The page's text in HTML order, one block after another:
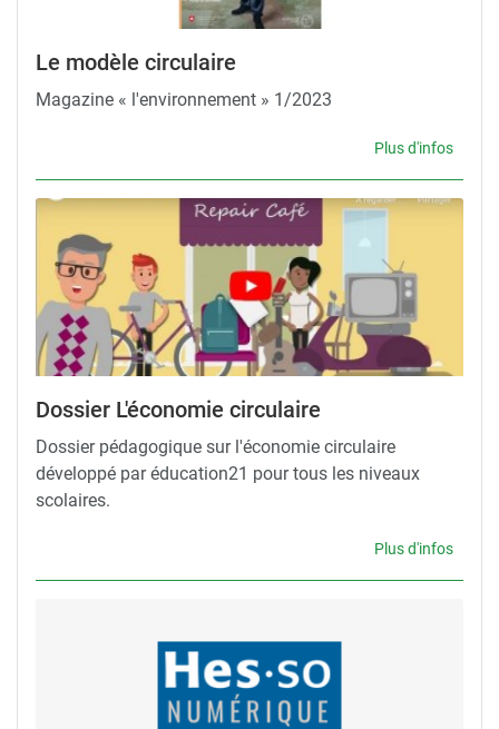
Le modèle circulaire
Magazine « l'environnement » 1/2023
Plus d'infos
Dossier L'économie circulaire
Dossier pédagogique sur l'économie circulaire
développé par éducation21 pour tous les niveaux
scolaires.
Plus d'infos